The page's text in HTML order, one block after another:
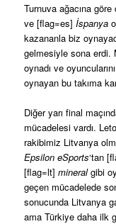
Turnuva ağacına
ve [flag=es] İspanya
kazananla biz
gelmesiyle sona erdi.
oynadı ve
oynayan bu takıma
Diğer yarı final
mücadelesi vardı.
rakibimiz Litvanya
Epsilon eSports‘tan
[flag=lt]mineralgibi
geçen mücadelede
sonucunda Litvanya
ama Türkiye daha ilk